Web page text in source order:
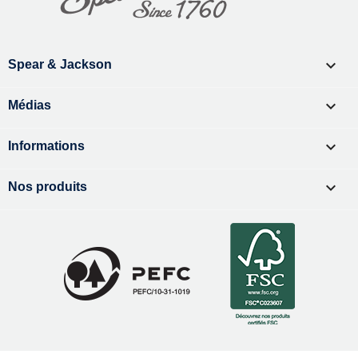
Spear & Jackson 
Médias 
Informations 
Nos produits 